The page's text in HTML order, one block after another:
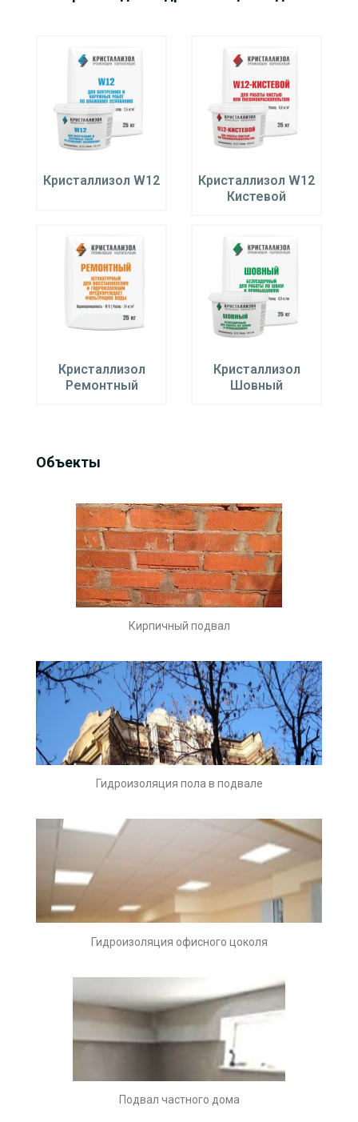
Кристаллизол W12
Кристаллизол W12
Кистевой
Кристаллизол
Ремонтный
Кристаллизол
Шовный
Объекты
Кирпичный подвал
Гидроизоляция пола в подвале
Гидроизоляция офисного цоколя
Подвал частного дома